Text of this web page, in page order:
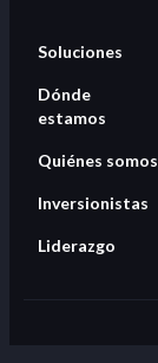
Soluciones
Dónde
estamos
Quiénes somos
Inversionistas
Liderazgo